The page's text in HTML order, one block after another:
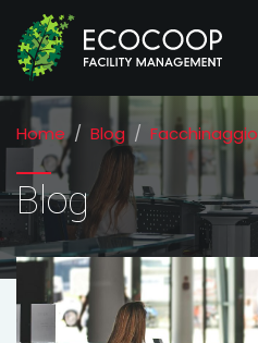
Home Blog Facchinaggio
Blog